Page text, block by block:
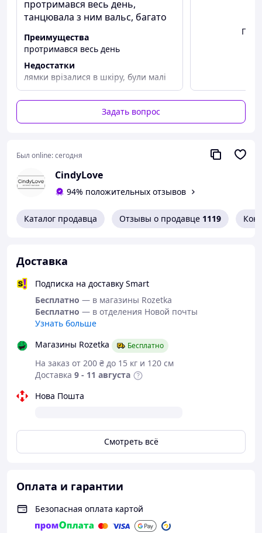
Форма: с бретельками
Цвет: бежевый
Размеры чашки: A, B, C, D
Особенности: многоразовый, бесшовный,
незаметный под одеждой
Назначение: для открытой и вечерней
одежды
Преимущества:
Эффект push-up для формирования силуэта
Надежная фиксация без бретелек
Комфортный и мягкий материал
Подходит для многократного
Идеален для открытых образов
После использования промыть теплой
водой с мягким мылом
Сушить естественным способом без
использования полотенца или фена
После высыхания закрывать клейкую
поверхность защитной пленкой
Хранить в сухом месте
Упаковка
Возможна доставка в отделение почтового
оператора или по адресу. Упаковка темная,
непрозрачная, без указания содержимого
протримався весь день,
танцювала з ним вальс, багато
Преимущества
протримався весь день
Недостатки
лямки врізалися в шкіру, були малі
Задать вопрос
Был online:сегодня
CindyLove
94% положительных отзывов
Каталог продавца Отзывы о продавце 1119
Доставка
Подписка на доставку Smart
Бесплатно — в магазины Rozetka
Бесплатно — в отделения Новой почты
Узнать больше
Магазины Rozetka
Бесплатно
На заказ от 200 ₴ до 15 кг и 120 см
Доставка 9 - 11 августа
Нова Пошта
Смотреть всё
Оплата и гарантии
Безопасная оплата картой